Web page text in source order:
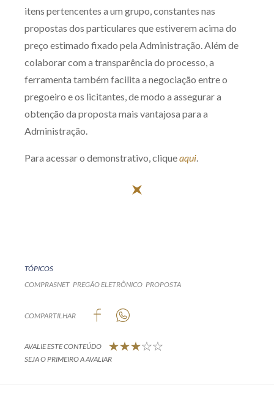
Capacitação
Zênite Online
Eventos presenciais
Zênite in Company
Diferenciais
itens pertencentes a um grupo, constantes nas
propostas dos particulares que estiverem acima do
preço estimado fixado pela Administração. Além de
colaborar com a transparência do processo, a
ferramenta também facilita a negociação entre o
pregoeiro e os licitantes, de modo a assegurar a
obtenção da proposta mais vantajosa para a
Administração.
Para acessar o demonstrativo, cliqueaqui.
TÓPICOS
COMPRASNET PREGÃO ELETRÔNICO PROPOSTA
COMPARTILHAR
AVALIE ESTE CONTEÚDO
SEJA O PRIMEIRO A AVALIAR